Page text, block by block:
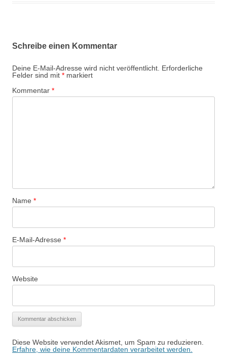
Schreibe einen Kommentar
Deine E-Mail-Adresse wird nicht veröffentlicht. Erforderliche
Felder sind mit * markiert
Kommentar *
Name *
E-Mail-Adresse *
Website
Diese Website verwendet Akismet, um Spam zu reduzieren.
Erfahre, wie deine Kommentardaten verarbeitet werden.